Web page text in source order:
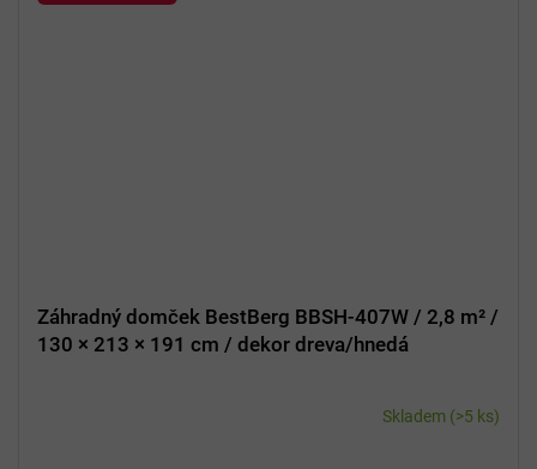
Záhradný domček BestBerg BBSH-407W / 2,8 m² /
130 × 213 × 191 cm / dekor dreva/hnedá
Skladem (>5 ks)